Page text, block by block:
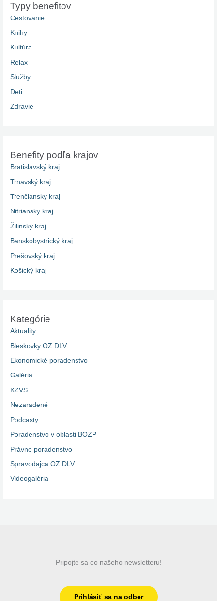
Typy benefitov
Cestovanie
Knihy
Kultúra
Relax
Služby
Deti
Zdravie
Benefity podľa krajov
Bratislavský kraj
Trnavský kraj
Trenčiansky kraj
Nitriansky kraj
Žilinský kraj
Banskobystrický kraj
Prešovský kraj
Košický kraj
Kategórie
Aktuality
Bleskovky OZ DLV
Ekonomické poradenstvo
Galéria
KZVS
Nezaradené
Podcasty
Poradenstvo v oblasti BOZP
Právne poradenstvo
Spravodajca OZ DLV
Videogaléria
Pripojte sa do našeho newsletteru!
Prihlásiť sa na odber